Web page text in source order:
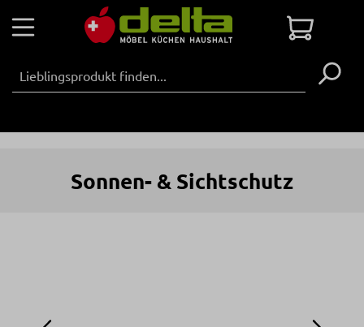
Zum Hauptinhalt springen
Sonnen- & Sichtschutz